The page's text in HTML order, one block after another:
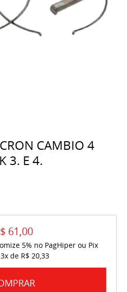
CAMBIO 4
3. E 4.
61,00
5% no PagHiper ou Pix
3x de R$ 20,33